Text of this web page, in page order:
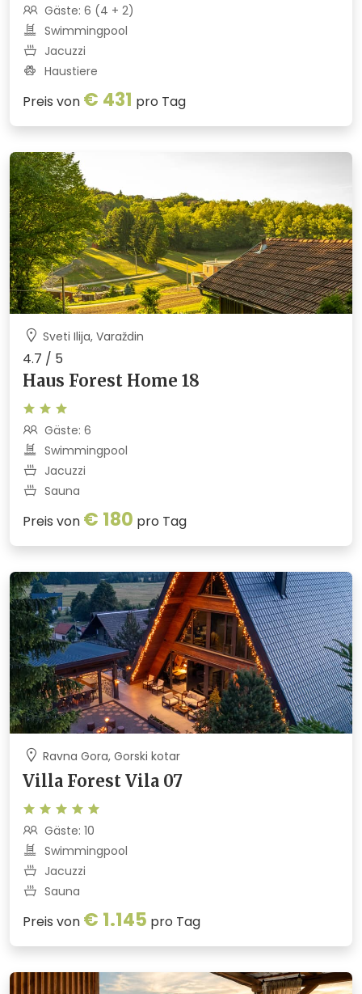
Gäste: 6 (4 + 2)
Swimmingpool
Jacuzzi
Haustiere
Preis von € 431 pro Tag
Sveti Ilija, Varaždin
4.7 / 5
Haus Forest Home 18
Gäste: 6
Swimmingpool
Jacuzzi
Sauna
Preis von € 180 pro Tag
Ravna Gora, Gorski kotar
Villa Forest Vila 07
Gäste: 10
Swimmingpool
Jacuzzi
Sauna
Preis von € 1.145 pro Tag